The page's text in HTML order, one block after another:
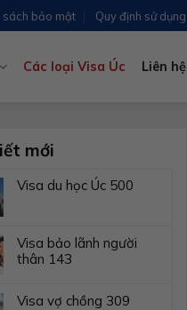
sách bảo mật Quy định sử dụng
Các loại Visa Úc Liên hệ
mới
Visa du học Úc 500
Visa bảo lãnh người
thân 143
Visa vợ chồng 309